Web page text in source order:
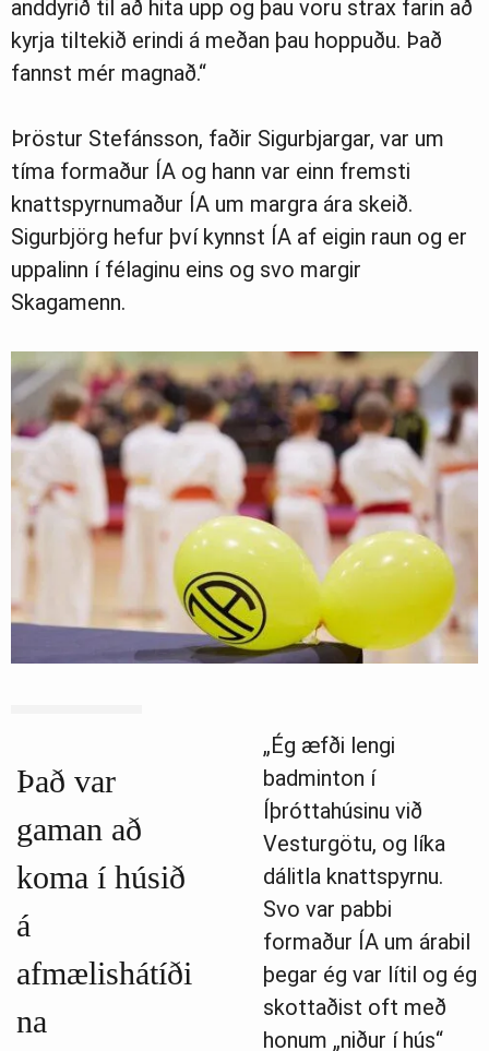
anddyrið til að hita upp og þau voru strax farin að
kyrja tiltekið erindi á meðan þau hoppuðu. Það
fannst mér magnað.“
Þröstur Stefánsson, faðir Sigurbjargar, var um
tíma formaður ÍA og hann var einn fremsti
knattspyrnumaður ÍA um margra ára skeið.
Sigurbjörg hefur því kynnst ÍA af eigin raun og er
uppalinn í félaginu eins og svo margir
Skagamenn.
Það var
gaman að
koma í húsið
á
afmælishátíði
na
„Ég æfði lengi
badminton í
Íþróttahúsinu við
Vesturgötu, og líka
dálitla knattspyrnu.
Svo var pabbi
formaður ÍA um árabil
þegar ég var lítil og ég
skottaðist oft með
honum „niður í hús“